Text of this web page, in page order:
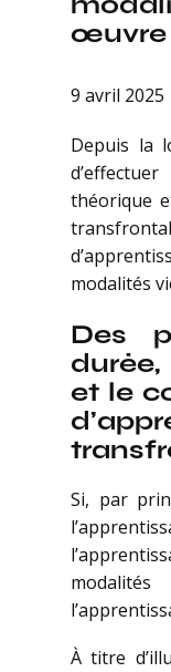
œuvre
9 avril 2025
Depuis la
théorique
modalités
Des
et le
Si, par
À titre